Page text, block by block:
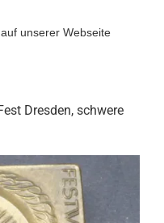
auf unserer Webseite
Dresden, schwere